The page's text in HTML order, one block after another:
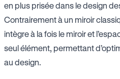
en plus prisée dans le design
Contrairement à un miroir
intègre à la fois le miroir et
seul élément, permettant
au design.